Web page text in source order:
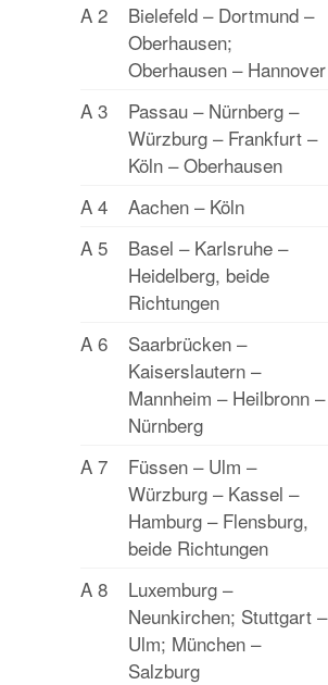
A 2
Bielefeld – Dortmund –
Oberhausen;
Oberhausen – Hannover
A 3
Passau – Nürnberg –
Würzburg – Frankfurt –
Köln – Oberhausen
A 4
Aachen – Köln
A 5
Basel – Karlsruhe –
Heidelberg, beide
Richtungen
A 6
Saarbrücken –
Kaiserslautern –
Mannheim – Heilbronn –
Nürnberg
A 7
Füssen – Ulm –
Würzburg – Kassel –
Hamburg – Flensburg,
beide Richtungen
A 8
Luxemburg –
Neunkirchen; Stuttgart –
Ulm; München –
Salzburg